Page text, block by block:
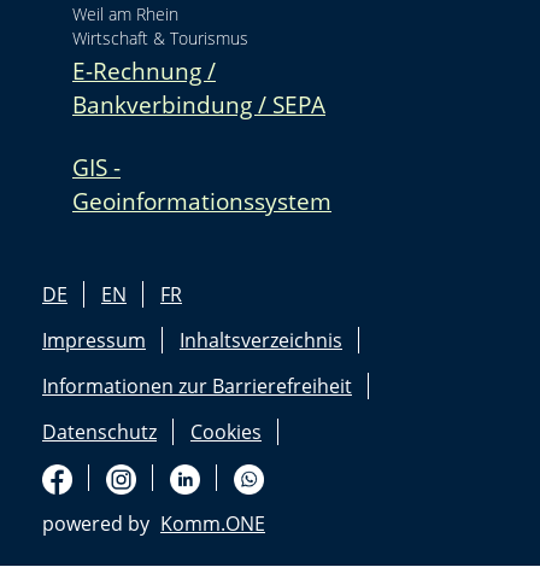
Weil am Rhein
Wirtschaft & Tourismus
E-Rechnung /
Bankverbindung / SEPA
GIS -
Geoinformationssystem
DE EN
FR
Impressum
Inhaltsverzeichnis
Informationen zur Barrierefreiheit
Datenschutz
Cookies
powered by Komm.ONE